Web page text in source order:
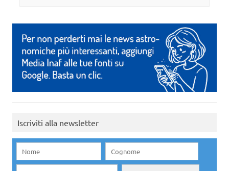
Iscriviti alla newsletter